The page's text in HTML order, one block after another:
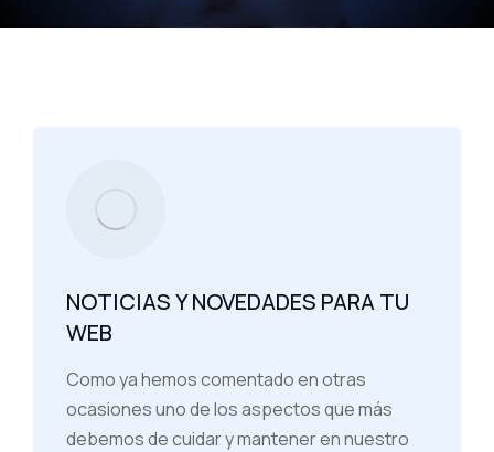
NOTICIAS Y NOVEDADES PARA TU
WEB
Como ya hemos comentado en otras
ocasiones uno de los aspectos que más
debemos de cuidar y mantener en nuestro